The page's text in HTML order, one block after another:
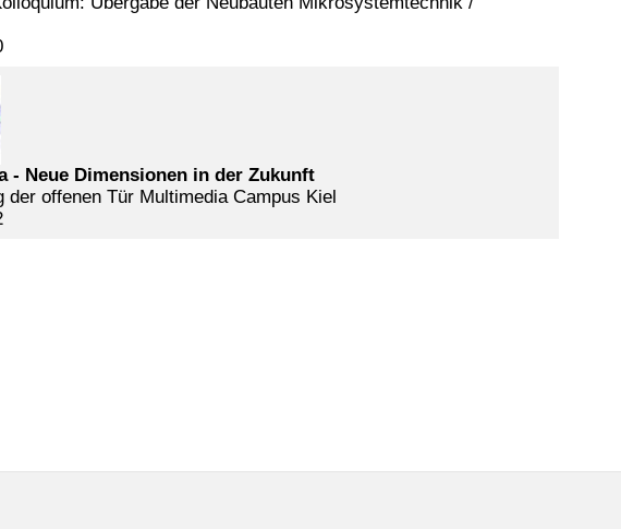
- Neue Dimensionen in der Zukunft
der offenen Tür Multimedia Campus Kiel